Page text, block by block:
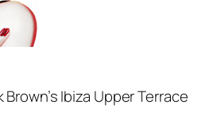
Brown’s Ibiza Upper Terrace